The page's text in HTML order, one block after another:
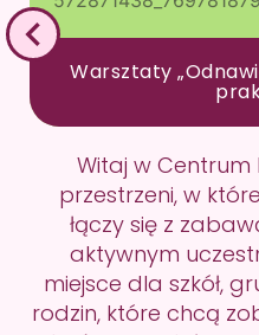
Warsztaty
Witaj w Centrum
przestrzeni, w
łączy się z
aktywnym
miejsce dla szkół,
rodzin, które chcą